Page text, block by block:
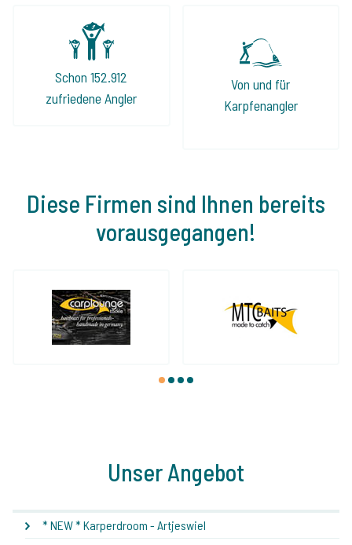
Schon 152.912
zufriedene Angler
Von und für
Karpfenangler
Diese Firmen sind Ihnen bereits
vorausgegangen!
1 2 3 4
Unser Angebot
* NEW * Karperdroom - Artjeswiel